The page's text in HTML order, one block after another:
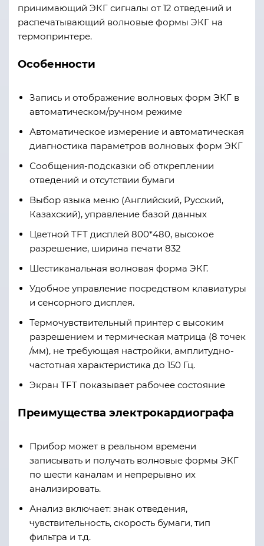
принимающий ЭКГ сигналы от 12 отведений и
распечатывающий волновые формы ЭКГ на
термопринтере.
Особенности
Запись и отображение волновых форм ЭКГ в
автоматическом/ручном режиме
Автоматическое измерение и автоматическая
диагностика параметров волновых форм ЭКГ
Сообщения-подсказки об откреплении
отведений и отсутствии бумаги
Выбор языка меню (Английский, Русский,
Казахский), управление базой данных
Цветной TFT дисплей 800*480, высокое
разрешение, ширина печати 832
Шестиканальная волновая форма ЭКГ.
Удобное управление посредством клавиатуры
и сенсорного дисплея.
Термочувствительный принтер с высоким
разрешением и термическая матрица (8 точек
/мм), не требующая настройки, амплитудно-
частотная характеристика до 150 Гц.
Экран TFT показывает рабочее состояние
Преимущества электрокардиографа
Прибор может в реальном времени
записывать и получать волновые формы ЭКГ
по шести каналам и непрерывно их
анализировать.
Анализ включает: знак отведения,
чувствительность, скорость бумаги, тип
фильтра и т.д.